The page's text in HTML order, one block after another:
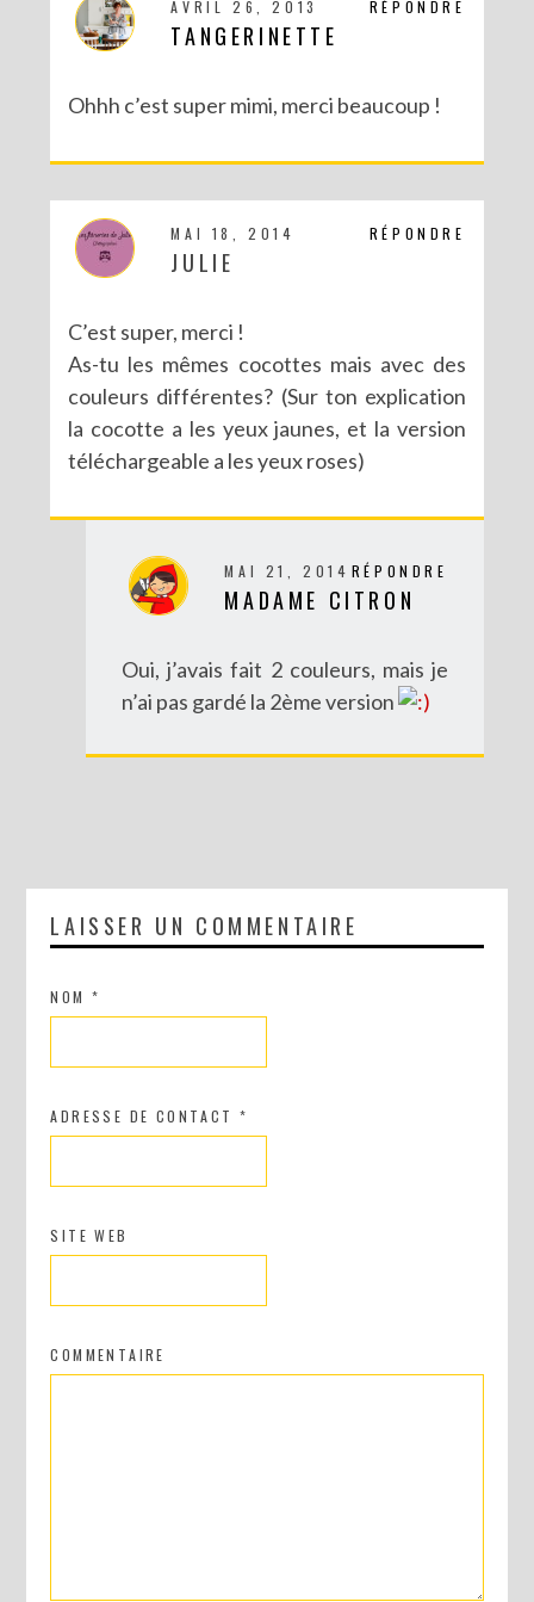
DIY : POTS À SUCCULENTES FURIEUSEMENT MARBRÉS (BATTLE #17)
RÉPONDRE
AVRIL 26, 2013
TANGERINETTE
Ohhh c’est super mimi, merci beaucoup !
RÉPONDRE
MAI 18, 2014
JULIE
C’est super, merci !
As-tu les mêmes cocottes mais avec des
couleurs différentes? (Sur ton explication
la cocotte a les yeux jaunes, et la version
téléchargeable a les yeux roses)
RÉPONDRE
MAI 21, 2014
MADAME CITRON
Oui, j’avais fait 2 couleurs, mais je
n’ai pas gardé la 2ème version
LAISSER UN COMMENTAIRE
NOM*
ADRESSE DE CONTACT*
SITE WEB
COMMENTAIRE